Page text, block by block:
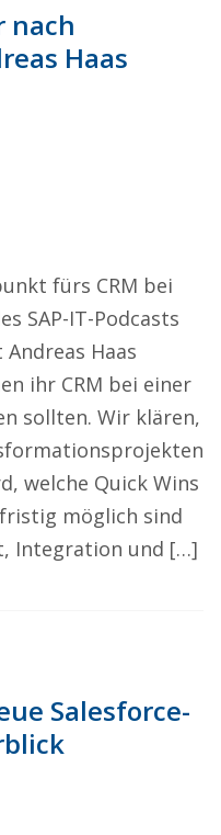
nach
Haas
fürs CRM bei
SAP-IT-Podcasts
Haas
ihr CRM bei einer
sollten. Wir klären,
welche Quick Wins
möglich sind
Integration und […]
Salesforce-